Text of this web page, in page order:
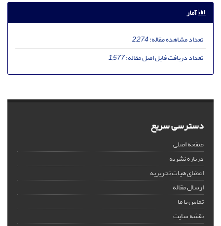
آمار
تعداد مشاهده مقاله:2,274
تعداد دریافت فایل اصل مقاله:1,577
دسترسی سریع
صفحه اصلی
درباره نشریه
اعضای هیات تحریریه
ارسال مقاله
تماس با ما
نقشه سایت